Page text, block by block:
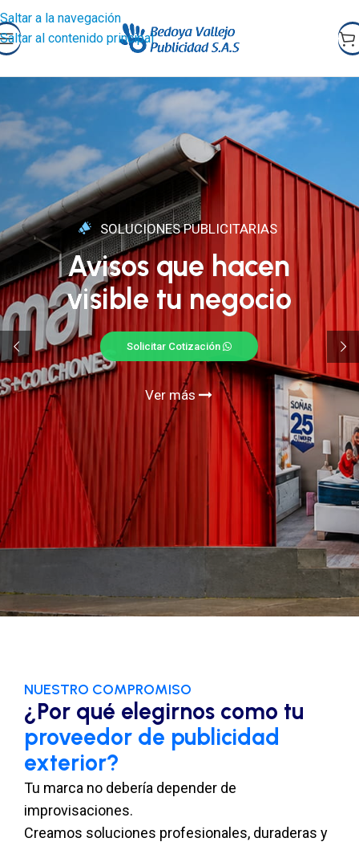
Saltar a la navegación
Saltar al contenido principal
Avisos que hacen
visible tu negocio
Solicitar Cotización
SOLUCIONES PUBLICITARIAS
Ver más
NUESTRO COMPROMISO
¿Por qué elegirnos como tu
proveedor de publicidad
exterior?
Tu marca no debería depender de
improvisaciones.
Creamos soluciones profesionales, duraderas y